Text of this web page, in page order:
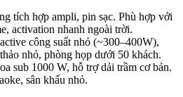
tích hợp ampli, pin sạc. Phù hợp với
activation nhanh ngoài trời.
công suất nhỏ (~300–400W),
nhỏ, phòng họp dưới 50 khách.
sub 1000 W, hỗ trợ dải trầm cơ bản.
sân khấu nhỏ.